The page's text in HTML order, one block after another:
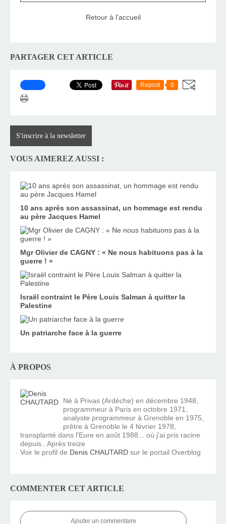
Retour à l'accueil
PARTAGER CET ARTICLE
Repost 0
S'inscrire à la newsletter
VOUS AIMEREZ AUSSI :
10 ans après son assassinat, un hommage est rendu
au père Jacques Hamel
Mgr Olivier de CAGNY : « Ne nous habituons pas à la
guerre ! »
Israël contraint le Père Louis Salman à quitter la
Palestine
Un patriarche face à la guerre
À PROPOS
Né à Privas (Ardèche) en décembre 1948,
programmeur à Paris en octobre 1971,
analyste programmeur à Grenoble en 1975,
prêtre à Grenoble le 4 février 1978,
transplanté dans l'Eure en août 1988... où j'ai pris racine
depuis.. Après treize
Voir le profil de Denis CHAUTARD sur le portail Overblog
COMMENTER CET ARTICLE
Ajouter un commentaire